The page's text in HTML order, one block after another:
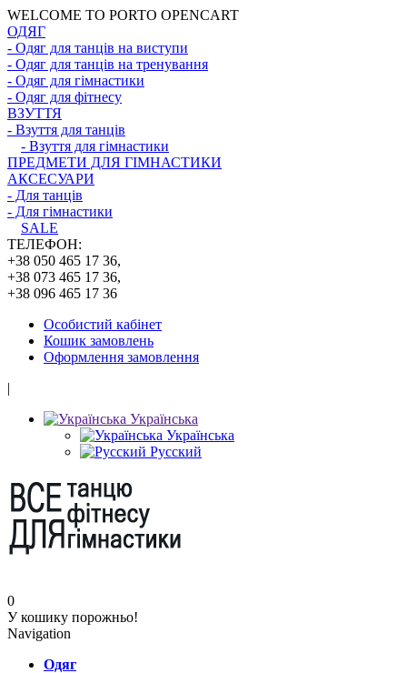
WELCOME TO PORTO OPENCART
ОДЯГ
- Одяг для танців на виступи
- Одяг для танців на тренування
- Одяг для гімнастики
- Одяг для фітнесу
ВЗУТТЯ
- Взуття для танців
- Взуття для гімнастики
ПРЕДМЕТИ ДЛЯ ГІМНАСТИКИ
АКСЕСУАРИ
- Для танців
- Для гімнастики
SALE
ТЕЛЕФОН:
+38 050 465 17 36,
+38 073 465 17 36,
+38 096 465 17 36
Особистий кабінет
Кошик замовлень
Оформлення замовлення
|
Українська
Українська
Русский
0
У кошику порожньо!
Navigation
Одяг